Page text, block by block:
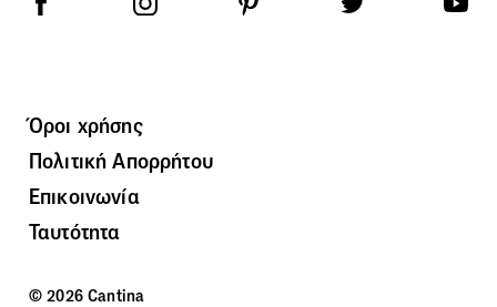
Όροι χρήσης
Πολιτική Απορρήτου
Επικοινωνία
Ταυτότητα
© 2026 Cantina